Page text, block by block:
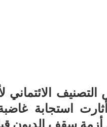
الائتماني
استجابة